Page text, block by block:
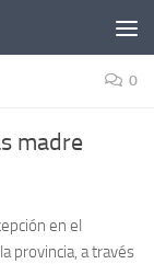
0
madre
en el
provincia, a través